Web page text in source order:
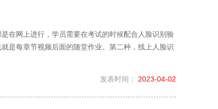
在网上进行，学员需要在考试的时候配合人脸识别验
是每章节视频后面的随堂作业。第二种，线上人脸识
发表时间： 2023-04-02